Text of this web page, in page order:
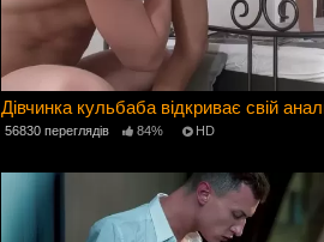
Дівчинка кульбаба відкриває свій
56830 переглядів 84% HD